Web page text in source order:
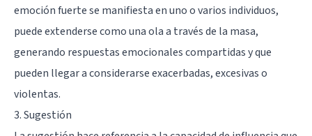
emoción fuerte se manifiesta en uno o varios individuos,
puede extenderse como una ola a través de la masa,
generando respuestas emocionales compartidas y que
pueden llegar a considerarse exacerbadas, excesivas o
violentas.
3. Sugestión